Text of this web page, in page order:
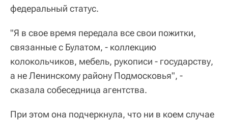
федеральный статус.
"Я в свое время передала все свои пожитки,
связанные с Булатом, - коллекцию
колокольчиков, мебель, рукописи - государству,
а не Ленинскому району Подмосковья", -
сказала собеседница агентства.
При этом она подчеркнула, что ни в коем случае